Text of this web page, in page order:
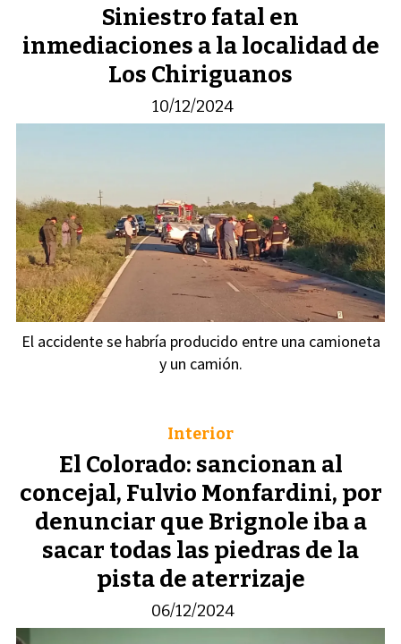
Siniestro fatal en
inmediaciones a la localidad de
Los Chiriguanos
10/12/2024
El accidente se habría producido entre una camioneta
y un camión.
El Colorado: sancionan al
concejal, Fulvio Monfardini, por
denunciar que Brignole iba a
sacar todas las piedras de la
pista de aterrizaje
Interior
06/12/2024